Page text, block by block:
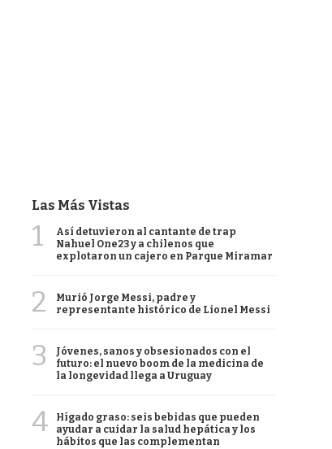
Las Más Vistas
1
Así detuvieron al cantante de trap
Nahuel One23 y a chilenos que
explotaron un cajero en Parque Miramar
2
Murió Jorge Messi, padre y
representante histórico de Lionel Messi
3
Jóvenes, sanos y obsesionados con el
futuro: el nuevo boom de la medicina de
la longevidad llega a Uruguay
4
Hígado graso: seis bebidas que pueden
ayudar a cuidar la salud hepática y los
hábitos que las complementan